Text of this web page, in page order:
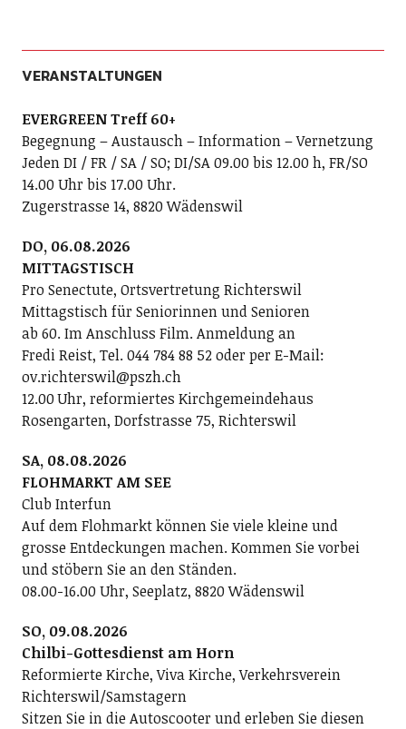
VERANSTALTUNGEN
EVERGREEN Treff 60+
Begegnung – Austausch – Information – Vernetzung
Jeden DI / FR / SA / SO; DI/SA 09.00 bis 12.00 h, FR/SO
14.00 Uhr bis 17.00 Uhr.
Zugerstrasse 14, 8820 Wädenswil
DO, 06.08.2026
MITTAGSTISCH
Pro Senectute, Ortsvertretung Richterswil
Mittagstisch für Seniorinnen und Senioren
ab 60. Im Anschluss Film. Anmeldung an
Fredi Reist, Tel. 044 784 88 52 oder per E-Mail:
ov.richterswil@pszh.ch
12.00 Uhr, reformiertes Kirchgemeindehaus
Rosengarten, Dorfstrasse 75, Richterswil
SA, 08.08.2026
FLOHMARKT AM SEE
Club Interfun
Auf dem Flohmarkt können Sie viele kleine und
grosse Entdeckungen machen. Kommen Sie vorbei
und stöbern Sie an den Ständen.
08.00-16.00 Uhr, Seeplatz, 8820 Wädenswil
SO, 09.08.2026
Chilbi-Gottesdienst am Horn
Reformierte Kirche, Viva Kirche, Verkehrsverein
Richterswil/Samstagern
Sitzen Sie in die Autoscooter und erleben Sie diesen